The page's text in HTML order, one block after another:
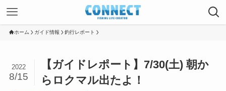
ホーム ガイド情報 釣行レポート
【ガイドレポート】7/30(土) 朝か
らロクマル出たよ！
2022
8/15